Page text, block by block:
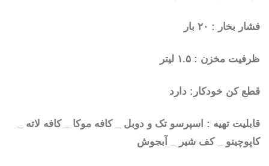
فشار بخار : ۲۰ بار
ظرفیت مخزن : ۱.۵ لیتر
قطع کن خودکار: دارد
قابلیت تهیه : اسپرسو تک و دوبل _ کافه موکا _ کافه لاته _
کاپوچینو _ کف شیر _ آبجوش